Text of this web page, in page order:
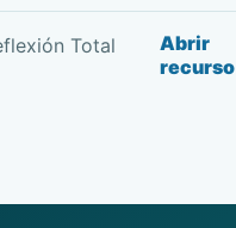
Total
Abrir
recurso